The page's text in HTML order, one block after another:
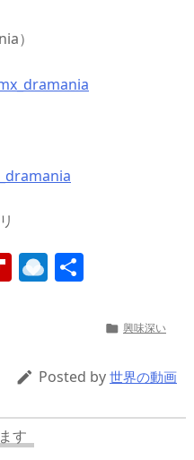
）
Fl
ar
d
R
ro
p.
 興味深い
 Posted by 世界の動画
す